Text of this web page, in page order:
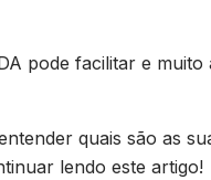
pode facilitar e
quais são as
lendo este artigo!